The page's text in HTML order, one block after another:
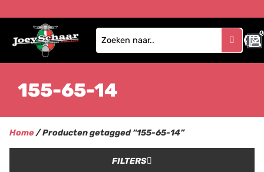
0
0
155-65-14
Home/ Producten getagged “155-65-14”
FILTERS